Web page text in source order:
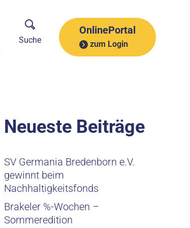
Suche
OnlinePortal
zum Login
Neueste Beiträge
SV Germania Bredenborn e.V.
gewinnt beim
Nachhaltigkeitsfonds
Brakeler %-Wochen –
Sommeredition